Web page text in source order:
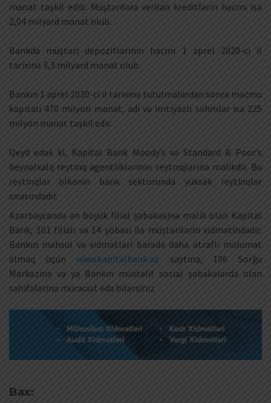
manat təşkil edib. Müştərilərə verilən kreditlərin həcmi isə
2,04 milyard manat olub.
Bankda müştəri depozitlərinin həcmi 1 aprel 2020-ci il
tarixinə 3,3 milyard manat olub.
Bankın 1 aprel 2020-ci il tarixinə tutulmalardan sonra məcmu
kapitalı 470 milyon manat, adi və imtiyazlı səhmlər isə 225
milyon manat təşkil edir.
Qeyd edək ki, Kapital Bank Moody’s və Standard & Poor’s
beynəlxalq reytinq agentliklərinin reytinqlərinə malikdir. Bu
reytinqlər ölkənin bank sektorunda yüksək reytinqlər
sırasındadır.
Azərbaycanda ən böyük filial şəbəkəsinə malik olan Kapital
Bank, 101 filialı və 14 şöbəsi ilə müştərilərin xidmətindədir.
Bankın məhsul və xidmətləri barədə daha ətraflı məlumat
almaq üçünwww.kapitalbank.az saytına, 196 Sorğu
Mərkəzinə və ya Bankın müxtəlif sosial şəbəkələrdə olan
səhifələrinə müraciət edə bilərsiniz.
Bax: